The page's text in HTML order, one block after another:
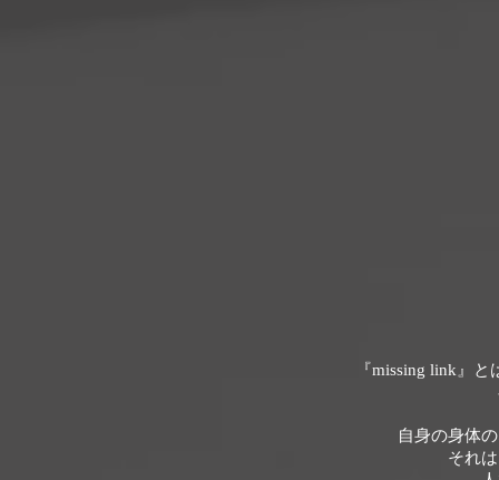
『missing link』
自身の身体
それ